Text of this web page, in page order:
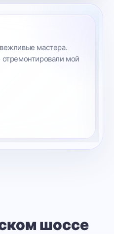
мастера.
мой
шоссе